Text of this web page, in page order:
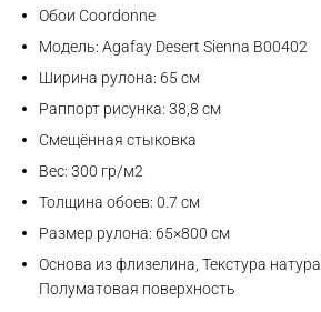
Обои Coordonne
Модель: Agafay Desert Sienna B00402
Ширина рулона: 65 см
Раппорт рисунка: 38,8 см
Смещённая стыковка
Вес: 300 гр/м2
Толщина обоев: 0.7 см
Размер рулона: 65×800 см
Основа из флизелина, Текстура
Полуматовая поверхность